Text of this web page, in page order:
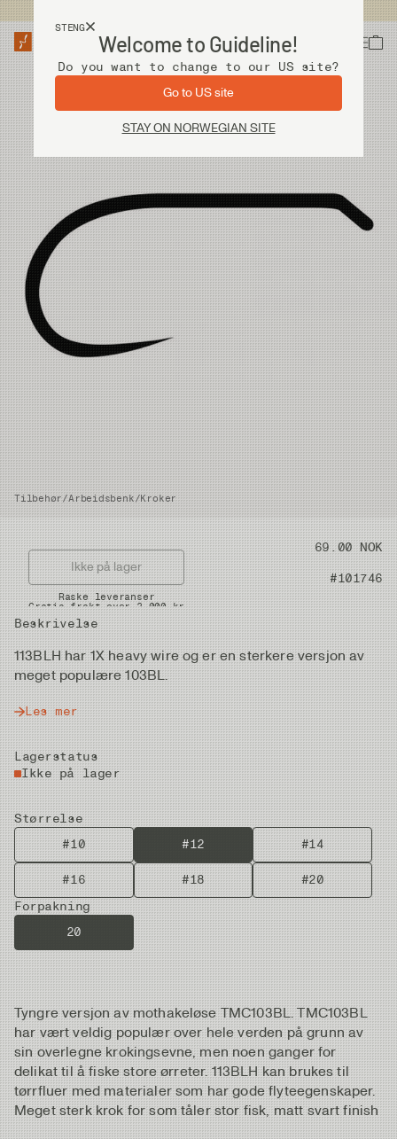
STENG
Welcome to Guideline!
Do you want to change to our US site?
Go to US site
STAY ON NORWEGIAN SITE
Tilbehør/Arbeidsbenk/Kroker
Pris 69.00 NOK
Artikkelnummer #101746
Beskrivelse
113BLH har 1X heavy wire og er en sterkere versjon av
meget populære 103BL.
Les mer
Lagerstatus
Ikke på lager
Størrelse
#10
#12 #14
#16 #18
#20
Forpakning
20
Ikke på lager
Raske leveranser
Gratis frakt over 2.000 kr
Tyngre versjon av mothakeløse TMC103BL. TMC103BL
har vært veldig populær over hele verden på grunn av
sin overlegne krokingsevne, men noen ganger for
delikat til å fiske store ørreter. 113BLH kan brukes til
tørrfluer med materialer som har gode flyteegenskaper.
Meget sterk krok for som tåler stor fisk, matt svart finish